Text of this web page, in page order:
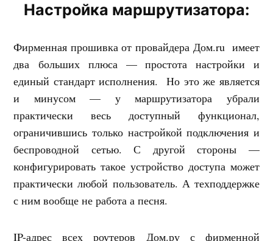
Настройка маршрутизатора:
Фирменная прошивка от провайдера Дом.ru имеет
два больших плюса — простота настройки и
единый стандарт исполнения. Но это же является
и минусом — у маршрутизатора убрали
практически весь доступный функционал,
ограничившись только настройкой подключения и
беспроводной сетью. С другой стороны —
конфигурировать такое устройство доступа может
практически любой пользователь. А техподдержке
с ним вообще не работа а песня.
IP-адрес всех роутеров Дом.ру с фирменной